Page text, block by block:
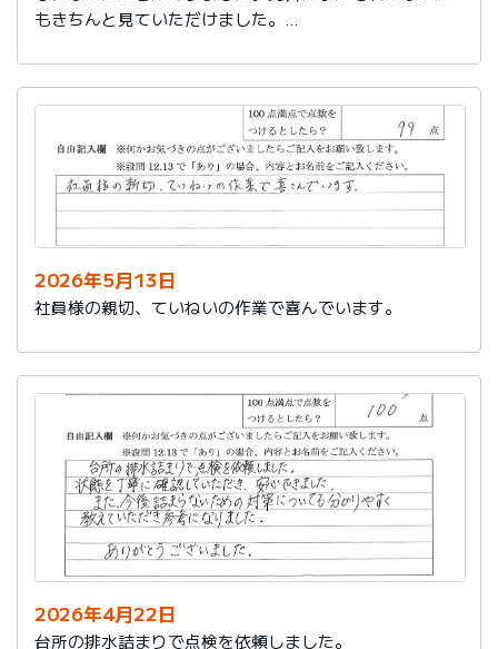
もきちんと見ていただけました。
で知りました。
社員さんには感謝しかありません。
2026年5月13日
社員様の親切、ていねいの作業で喜んでいます。
2026年4月22日
台所の排水詰まりで点検を依頼しました。